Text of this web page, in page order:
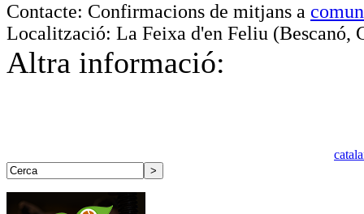
Contacte: Confirmacions de mitjans a
Localització: La Feixa d'en Feliu (Bescanó,
Altra informació: